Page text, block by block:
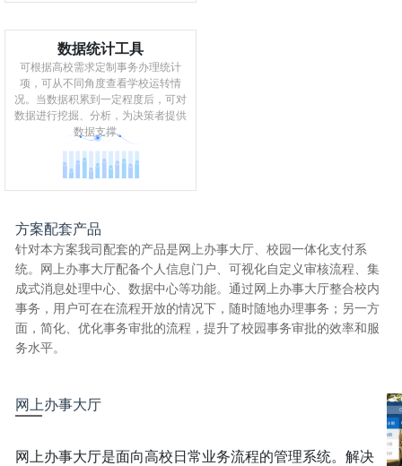
数据统计工具
可根据高校需求定制事务办理统计
项，可从不同角度查看学校运转情
况。当数据积累到一定程度后，可对
数据进行挖掘、分析，为决策者提供
数据支撑。
方案配套产品
针对本方案我司配套的产品是网上办事大厅、校园一体化支付系
统。网上办事大厅配备个人信息门户、可视化自定义审核流程、集
成式消息处理中心、数据中心等功能。通过网上办事大厅整合校内
事务，用户可在在流程开放的情况下，随时随地办理事务；另一方
面，简化、优化事务审批的流程，提升了校园事务审批的效率和服
务水平。
网上办事大厅
网上办事大厅是面向高校日常业务流程的管理系统。解决